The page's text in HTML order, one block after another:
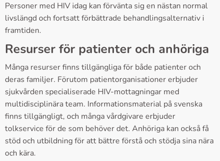
Personer med HIV idag kan förvänta sig en nästan normal
livslängd och fortsatt förbättrade behandlingsalternativ i
framtiden.
Resurser för patienter och anhöriga
Många resurser finns tillgängliga för både patienter och
deras familjer. Förutom patientorganisationer erbjuder
sjukvården specialiserade HIV-mottagningar med
multidisciplinära team. Informationsmaterial på svenska
finns tillgängligt, och många vårdgivare erbjuder
tolkservice för de som behöver det. Anhöriga kan också få
stöd och utbildning för att bättre förstå och stödja sina nära
och kära.